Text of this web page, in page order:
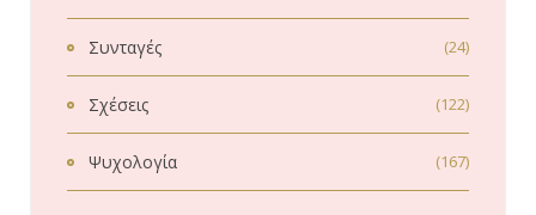
Συνταγές (24)
Σχέσεις (122)
Ψυχολογία (167)